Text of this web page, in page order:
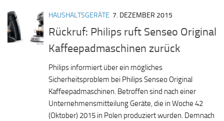
HAUSHALTSGERÄTE 7. DEZEMBER 2015
Rückruf: Philips ruft Senseo Original
Kaffeepadmaschinen zurück
Philips informiert über ein mögliches
Sicherheitsproblem bei Philips Senseo Original
Kaffeepadmaschinen. Betroffen sind nach einer
Unternehmensmitteilung Geräte, die in Woche 42
(Oktober) 2015 in Polen produziert wurden. Demnach